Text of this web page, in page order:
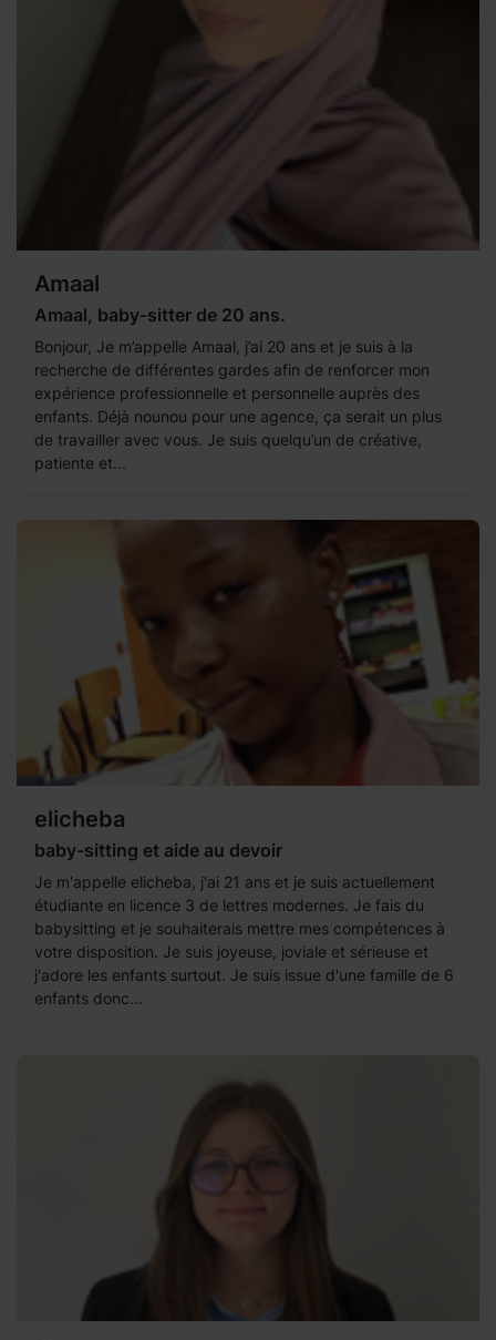
Amaal
Amaal, baby-sitter de 20 ans.
Bonjour, Je m’appelle Amaal, j’ai 20 ans et je suis à la
recherche de différentes gardes afin de renforcer mon
expérience professionnelle et personnelle auprès des
enfants. Déjà nounou pour une agence, ça serait un plus
de travailler avec vous. Je suis quelqu’un de créative,
patiente et...
elicheba
baby-sitting et aide au devoir
Je m'appelle elicheba, j'ai 21 ans et je suis actuellement
étudiante en licence 3 de lettres modernes. Je fais du
babysitting et je souhaiterais mettre mes compétences à
votre disposition. Je suis joyeuse, joviale et sérieuse et
j'adore les enfants surtout. Je suis issue d'une famille de 6
enfants donc...